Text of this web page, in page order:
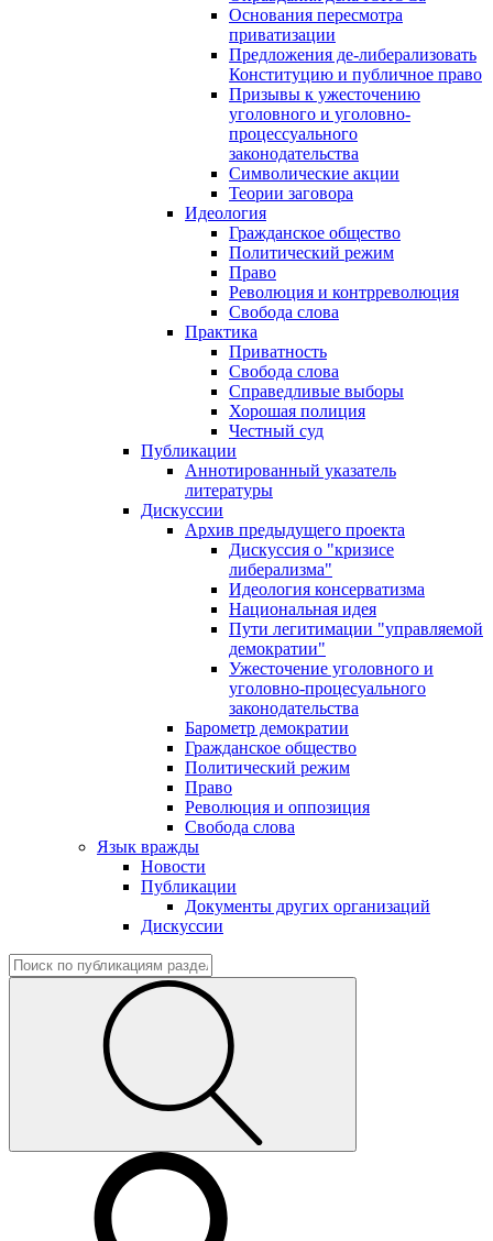
Основания пересмотра
приватизации
Предложения де-либерализовать
Конституцию и публичное право
Призывы к ужесточению
уголовного и уголовно-
процессуального
законодательства
Символические акции
Теории заговора
Идеология
Гражданское общество
Политический режим
Право
Революция и контрреволюция
Свобода слова
Практика
Приватность
Свобода слова
Справедливые выборы
Хорошая полиция
Честный суд
Публикации
Аннотированный указатель
литературы
Дискуссии
Архив предыдущего проекта
Дискуссия о "кризисе
либерализма"
Идеология консерватизма
Национальная идея
Пути легитимации "управляемой
демократии"
Ужесточение уголовного и
уголовно-процесуального
законодательства
Барометр демократии
Гражданское общество
Политический режим
Право
Революция и оппозиция
Свобода слова
Язык вражды
Новости
Публикации
Документы других организаций
Дискуссии